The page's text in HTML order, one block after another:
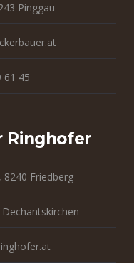
Pinggau
61 45
Ringhofer
8240 Friedberg